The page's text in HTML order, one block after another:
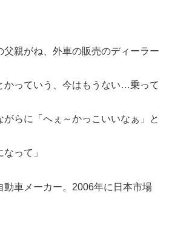
父親がね、外車の販売のディーラー
かっていう、今はもうない…乗って
がらに「へぇ～かっこいいなぁ」と
って」
車メーカー。2006年に日本市場